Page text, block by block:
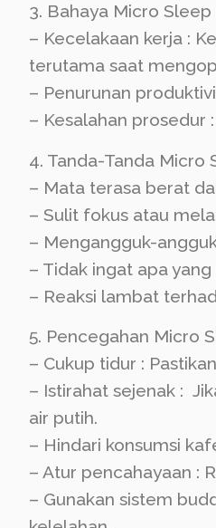
3. Bahaya Micro
– Kecelakaan kerja :
terutama saat
– Penurunan
– Kesalahan prosedur
4. Tanda-Tanda Micro
– Mata terasa berat
– Sulit fokus atau
– Mengangguk-
– Tidak ingat apa
– Reaksi lambat
5. Pencegahan Micro
– Cukup tidur :
– Istirahat sejenak :
air putih.
– Hindari konsumsi
– Atur pencahayaan :
– Gunakan sistem